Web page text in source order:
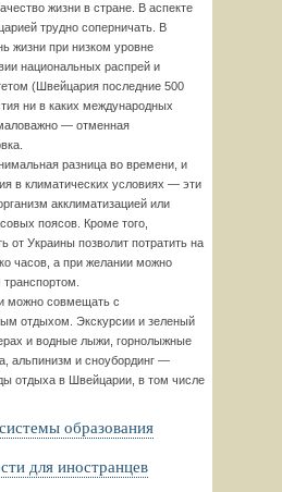
жизни в стране. В аспекте
трудно соперничать. В
жизни при низком уровне
национальных распрей и
(Швейцария последние 500
ни в каких международных
— отменная
разница во времени, и
в климатических условиях — эти
акклиматизацией или
поясов. Кроме того,
от Украины позволит потратить на
часов, а при желании можно
можно совмещать с
отдыхом. Экскурсии и зеленый
и водные лыжи, горнолыжные
альпинизм и сноубординг —
отдыха в Швейцарии, в том числе
образования
для иностранцев